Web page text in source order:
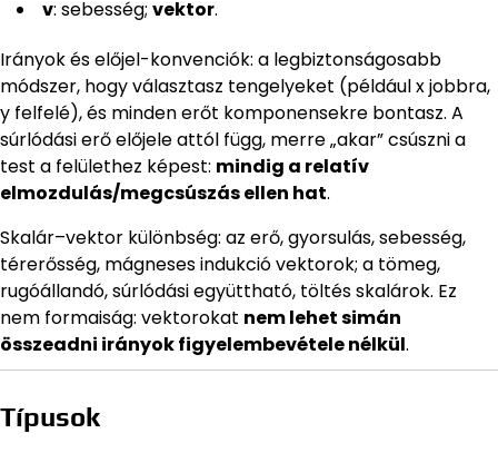
v: sebesség; vektor.
Irányok és előjel-konvenciók: a legbiztonságosabb
módszer, hogy választasz tengelyeket (például x jobbra,
y felfelé), és minden erőt komponensekre bontasz. A
súrlódási erő előjele attól függ, merre „akar” csúszni a
test a felülethez képest: mindig a relatív
elmozdulás/megcsúszás ellen hat.
Skalár–vektor különbség: az erő, gyorsulás, sebesség,
térerősség, mágneses indukció vektorok; a tömeg,
rugóállandó, súrlódási együttható, töltés skalárok. Ez
nem formaiság: vektorokat nem lehet simán
összeadni irányok figyelembevétele nélkül.
Típusok